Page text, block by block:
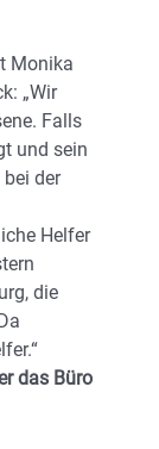
Monika
„Wir
Falls
und sein
der
Helfer
die
das Büro